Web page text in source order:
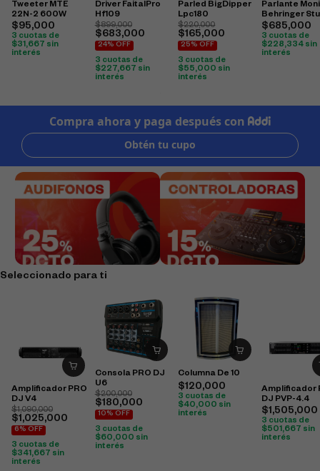
Tweeter MTE
22N-2 600W
$95,000
3 cuotas de
$31,667 sin
interés
Driver FaitalPro
Hf109
$899,000
$683,000
24% OFF
3 cuotas de
$227,667 sin
interés
Parled BigDipper
Lpc180
$220,000
$165,000
25% OFF
3 cuotas de
$55,000 sin
interés
Parlante
Behringer
50Usb
$685,000
3 cuotas de
$228,334sin
interés
Seleccionado para ti
Amplificador PRO
DJ V4
$1,090,000
$1,025,000
6% OFF
3 cuotas de
$341,667 sin
interés
Consola PRO DJ
U6
$200,000
$180,000
10% OFF
3 cuotas de
$60,000 sin
interés
Columna De 10
$120,000
3 cuotas de
$40,000 sin
interés
Amplificador
DJ PVP-4.4
$1,505,000
3 cuotas de
$501,667 sin
interés